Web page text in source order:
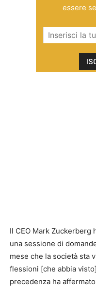
essere
Il CEO Mark
una sessione di
mese che la società sta
flessioni [che abbia
precedenza ha